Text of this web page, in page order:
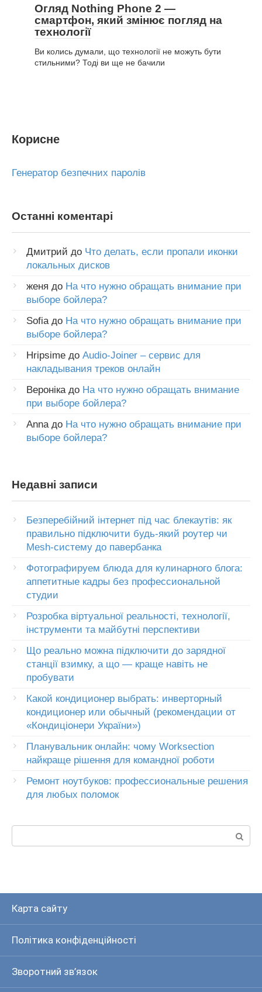
Огляд Nothing Phone 2 —
смартфон, який змінює погляд на
технології
Ви колись думали, що технології не можуть бути
стильними? Тоді ви ще не бачили
Корисне
Генератор безпечних паролів
Останні коментарі
Дмитрий до Что делать, если пропали иконки
локальных дисков
женя до На что нужно обращать внимание при
выборе бойлера?
Sofiaдо На что нужно обращать внимание при
выборе бойлера?
Hripsime до Audio-Joiner – сервис для
накладывания треков онлайн
Веронікадо На что нужно обращать внимание
при выборе бойлера?
Annaдо На что нужно обращать внимание при
выборе бойлера?
Недавні записи
Безперебійний інтернет під час блекаутів: як
правильно підключити будь-який роутер чи
Mesh-систему до павербанка
Фотографируем блюда для кулинарного блога:
аппетитные кадры без профессиональной
студии
Розробка віртуальної реальності, технології,
інструменти та майбутні перспективи
Що реально можна підключити до зарядної
станції взимку, а що — краще навіть не
пробувати
Какой кондиционер выбрать: инверторный
кондиционер или обычный (рекомендации от
«Кондиціонери України»)
Планувальник онлайн: чому Worksection
найкраще рішення для командної роботи
Ремонт ноутбуков: профессиональные решения
для любых поломок
Карта сайту
Політика конфіденційності
Зворотний зв’язок